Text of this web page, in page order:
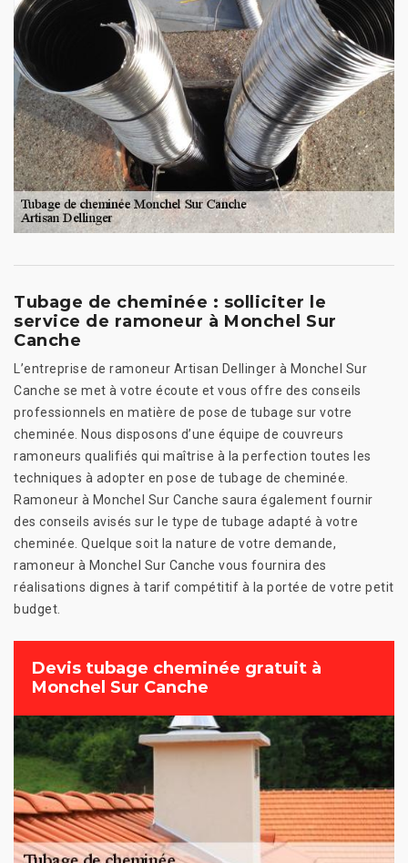
Tubage de cheminée : solliciter le
service de ramoneur à Monchel Sur
Canche
L’entreprise de ramoneur Artisan Dellinger à Monchel Sur
Canche se met à votre écoute et vous offre des conseils
professionnels en matière de pose de tubage sur votre
cheminée. Nous disposons d’une équipe de couvreurs
ramoneurs qualifiés qui maîtrise à la perfection toutes les
techniques à adopter en pose de tubage de cheminée.
Ramoneur à Monchel Sur Canche saura également fournir
des conseils avisés sur le type de tubage adapté à votre
cheminée. Quelque soit la nature de votre demande,
ramoneur à Monchel Sur Canche vous fournira des
réalisations dignes à tarif compétitif à la portée de votre petit
budget.
Devis tubage cheminée gratuit à
Monchel Sur Canche